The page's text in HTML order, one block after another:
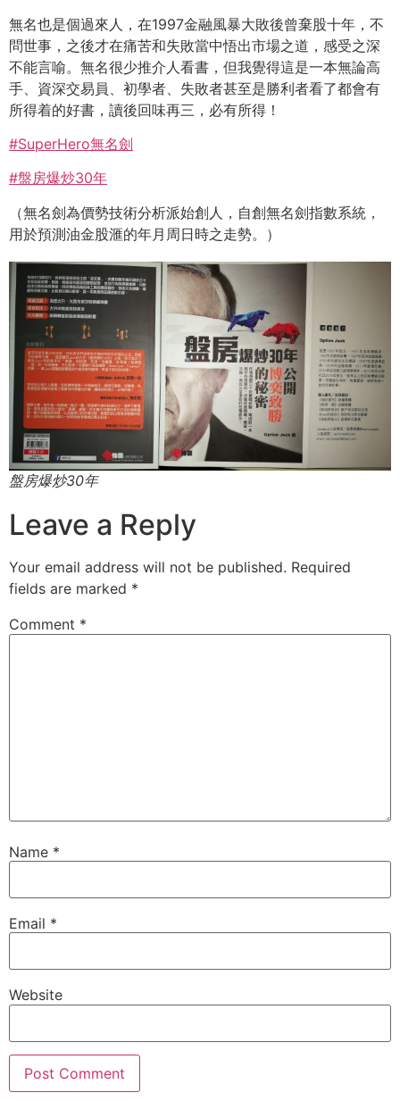
無名也是個過來人，在1997金融風暴大敗後曾棄股十年，不
問世事，之後才在痛苦和失敗當中悟出市場之道，感受之深
不能言喻。無名很少推介人看書，但我覺得這是一本無論高
手、資深交易員、初學者、失敗者甚至是勝利者看了都會有
所得着的好書，讀後回味再三，必有所得！
#SuperHero無名劍
#盤房爆炒30年
（無名劍為價勢技術分析派始創人，自創無名劍指數系統，
用於預測油金股滙的年月周日時之走勢。）
盤房爆炒30年
Leave a Reply
Your email address will not be published. Required
fields are marked *
Comment *
Name *
Email *
Website